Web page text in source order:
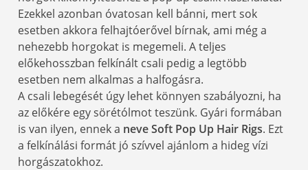
Ezekkel azonban óvatosan kell bánni, mert sok
esetben akkora felhajtóerővel bírnak, ami még a
nehezebb horgokat is megemeli. A teljes
előkehosszban felkínált csali pedig a legtöbb
esetben nem alkalmas a halfogásra.
A csali lebegését úgy lehet könnyen szabályozni, ha
az előkére egy sörétólmot teszünk. Gyári formában
is van ilyen, ennek a neve Soft Pop Up Hair Rigs. Ezt
a felkínálási formát jó szívvel ajánlom a hideg vízi
horgászatokhoz.